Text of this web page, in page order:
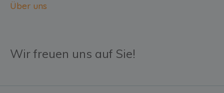
Über uns
Wir freuen uns auf Sie!